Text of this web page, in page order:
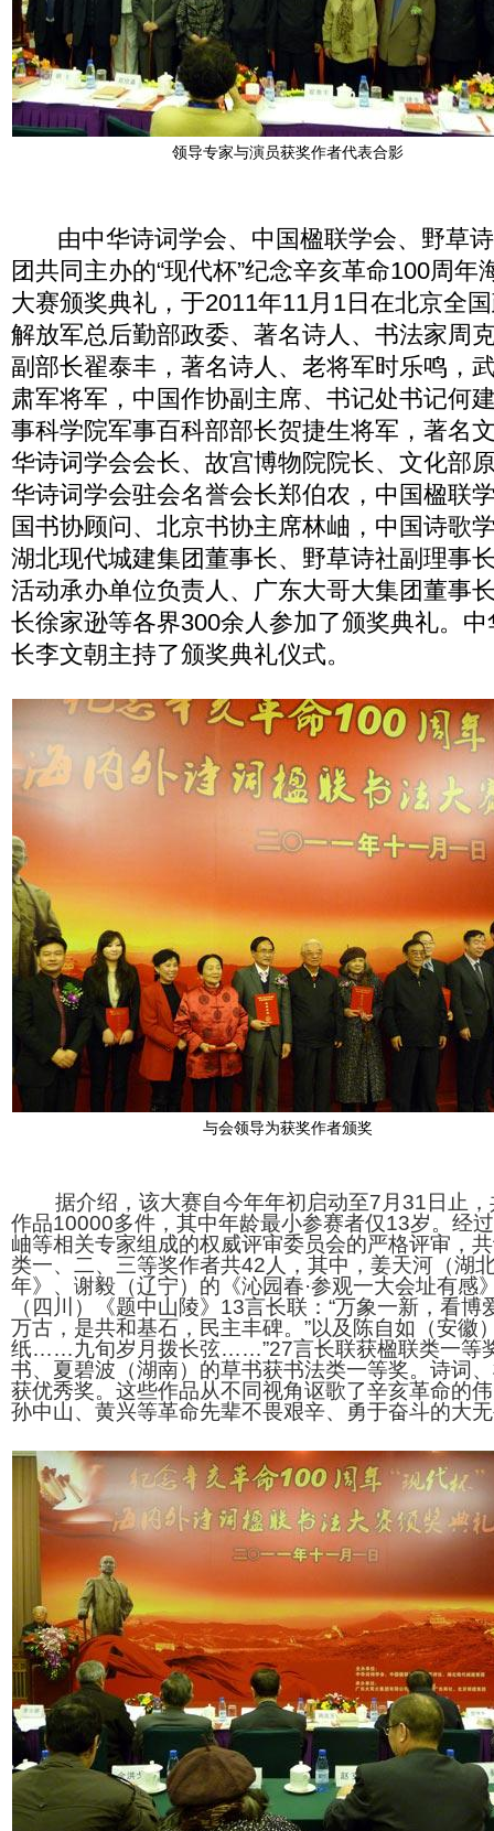
领导专家与演员获奖作者代表合影
由中华诗词学会、中国楹联学会、野草诗
团共同主办的“现代杯”纪念辛亥革命100周年
大赛颁奖典礼，于2011年11月1日在北京全
解放军总后勤部政委、著名诗人、书法家周
副部长翟泰丰，著名诗人、老将军时乐鸣，
肃军将军，中国作协副主席、书记处书记何
事科学院军事百科部部长贺捷生将军，著名
华诗词学会会长、故宫博物院院长、文化部
华诗词学会驻会名誉会长郑伯农，中国楹联
国书协顾问、北京书协主席林岫，中国诗歌
湖北现代城建集团董事长、野草诗社副理事
活动承办单位负责人、广东大哥大集团董事
长徐家逊等各界300余人参加了颁奖典礼。
长李文朝主持了颁奖典礼仪式。
与会领导为获奖作者颁奖
据介绍，该大赛自今年年初启动至7月31日止，
作品10000多件，其中年龄最小参赛者仅13岁。经
岫等相关专家组成的权威评审委员会的严格评审，
类一、二、三等奖作者共42人，其中，姜天河（湖
年》、谢毅（辽宁）的《沁园春·参观一大会址有感
（四川）《题中山陵》13言长联：“万象一新，看
万古，是共和基石，民主丰碑。”以及陈自如（安徽
纸……九旬岁月拨长弦……”27言长联获楹联类一等
书、夏碧波（湖南）的草书获书法类一等奖。诗词
获优秀奖。这些作品从不同视角讴歌了辛亥革命的
孙中山、黄兴等革命先辈不畏艰辛、勇于奋斗的大